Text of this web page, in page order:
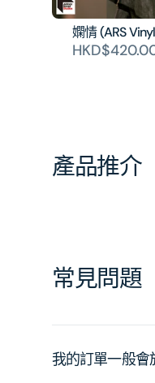
嫻情 (ARS
產品推介
常見問題
我的訂單一般會